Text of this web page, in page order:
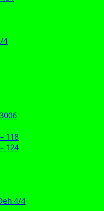
4
118
124
4/4